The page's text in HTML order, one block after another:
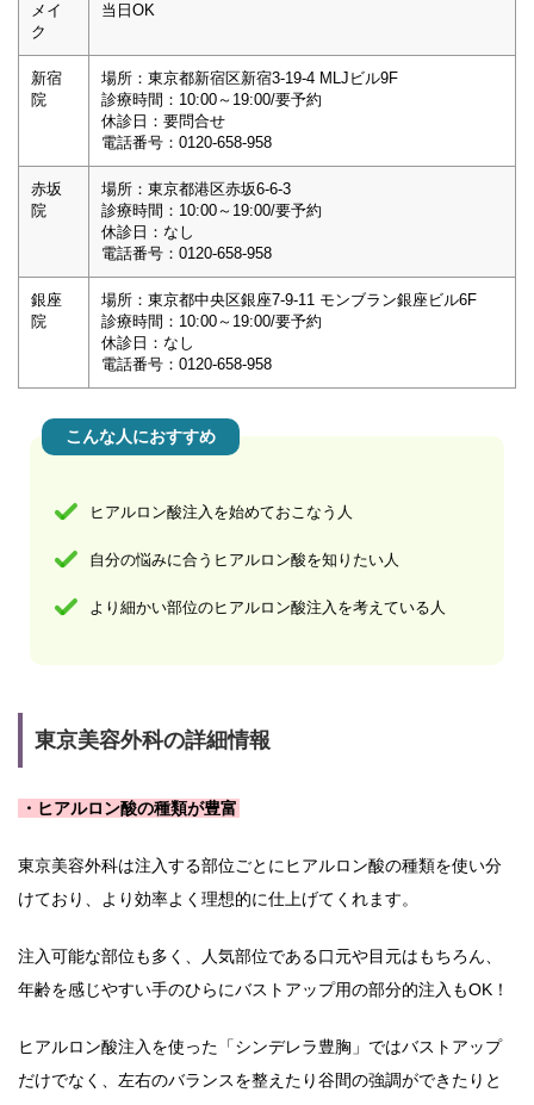
メイ
ク
当日OK
新宿
院
場所：東京都新宿区新宿3-19-4 MLJビル9F
診療時間：10:00～19:00/要予約
休診日：要問合せ
電話番号：0120-658-958
赤坂
院
場所：東京都港区赤坂6-6-3
診療時間：10:00～19:00/要予約
休診日：なし
電話番号：0120-658-958
銀座
院
場所：東京都中央区銀座7-9-11 モンブラン銀座ビル6F
診療時間：10:00～19:00/要予約
休診日：なし
電話番号：0120-658-958
こんな人におすすめ
ヒアルロン酸注入を始めておこなう人
自分の悩みに合うヒアルロン酸を知りたい人
より細かい部位のヒアルロン酸注入を考えている人
東京美容外科の詳細情報
・ヒアルロン酸の種類が豊富
東京美容外科は注入する部位ごとにヒアルロン酸の種類を使い分
けており、より効率よく理想的に仕上げてくれます。
注入可能な部位も多く、人気部位である口元や目元はもちろん、
年齢を感じやすい手のひらにバストアップ用の部分的注入もOK！
ヒアルロン酸注入を使った「シンデレラ豊胸」ではバストアップ
だけでなく、左右のバランスを整えたり谷間の強調ができたりと